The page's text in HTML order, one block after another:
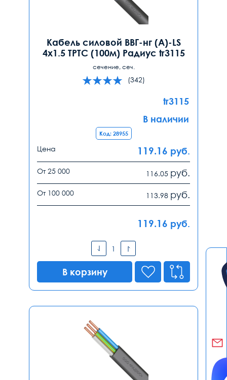
Кабель силовой ВВГ-нг (А)-LS
4х1.5 ТРТС (100м) Радиус tr3115
сечение, сеч.
(342)
tr3115
В наличии
Код: 28955
Цена 119.16 руб.
От 25 000 116.05 руб.
От 100 000 113.98 руб.
119.16 руб.
В корзину